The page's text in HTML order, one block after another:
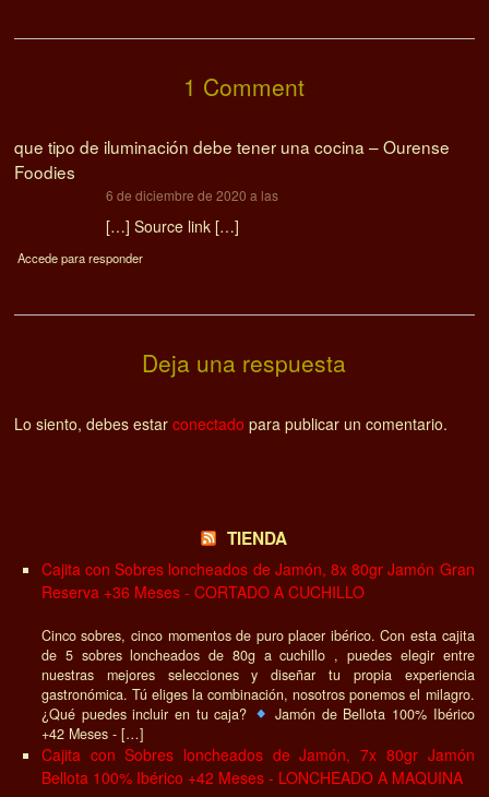
1 Comment
que tipo de iluminación debe tener una cocina – Ourense
Foodies
6 de diciembre de 2020 a las
[…] Source link […]
Accede para responder
Deja una respuesta
Lo siento, debes estarconectado para publicar un comentario.
TIENDA
Cajita con Sobres loncheados de Jamón, 8x 80gr Jamón Gran
Reserva +36 Meses - CORTADO A CUCHILLO
Cinco sobres, cinco momentos de puro placer ibérico. Con esta cajita
de 5 sobres loncheados de 80g a cuchillo , puedes elegir entre
nuestras mejores selecciones y diseñar tu propia experiencia
gastronómica. Tú eliges la combinación, nosotros ponemos el milagro.
¿Qué puedes incluir en tu caja?
Jamón de Bellota 100% Ibérico
+42 Meses - […]
Cajita con Sobres loncheados de Jamón, 7x 80gr Jamón
Bellota 100% Ibérico +42 Meses - LONCHEADO A MAQUINA